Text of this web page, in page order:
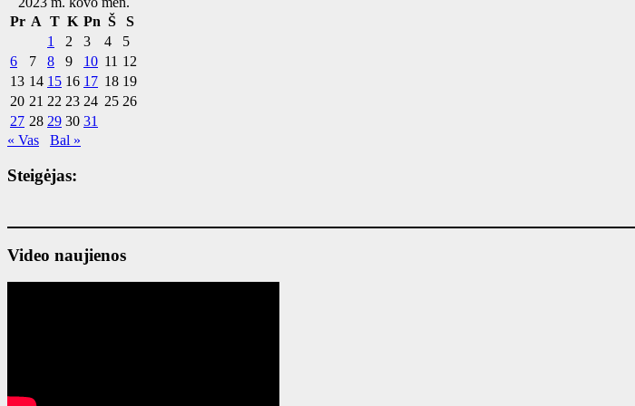
Pr A T K Pn Š
S
1
2 3 4
5
6
7 8 9 10 11 12
13 14 15 16 17 18 19
20 21 22 23 24 25 26
27 28 29 30 31
« Vas
Bal »
Steigėjas:
Video naujienos